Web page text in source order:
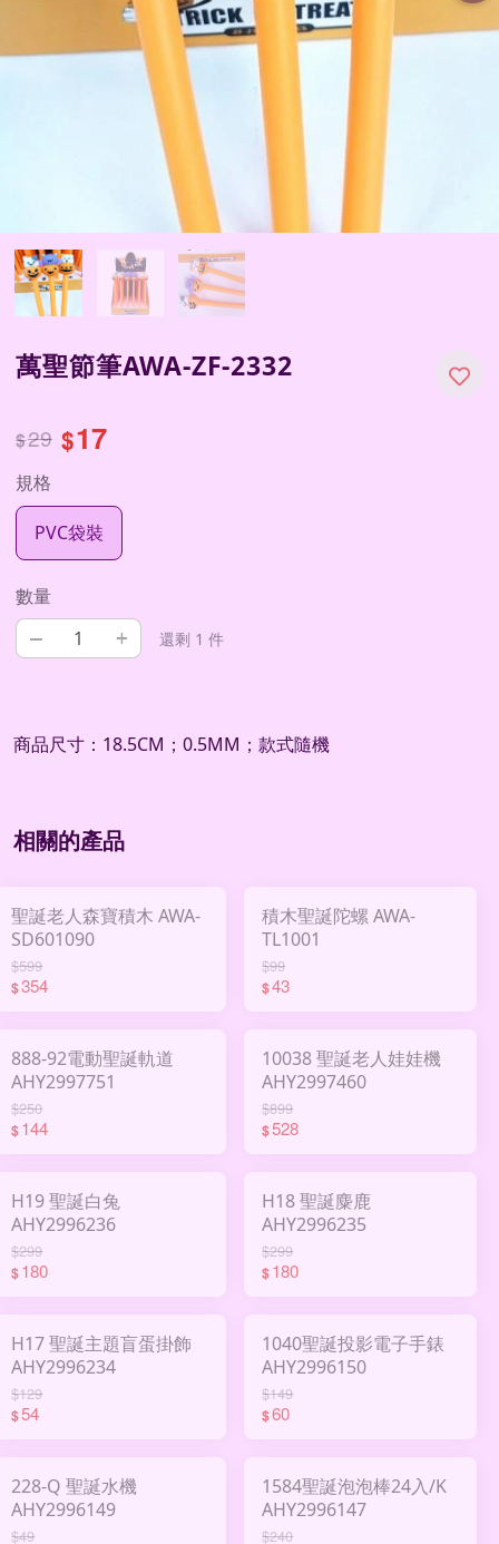
萬聖節筆AWA-ZF-2332
$29 $17
規格
PVC袋裝
數量
– + 還剩 1 件
商品尺寸：18.5CM；0.5MM；款式隨機
相關的產品
聖誕老人森寶積木 AWA-
SD601090
$599
$354
積木聖誕陀螺 AWA-
TL1001
$99
$43
888-92電動聖誕軌道
AHY2997751
$250
$144
10038 聖誕老人娃娃機
AHY2997460
$899
$528
H19 聖誕白兔
AHY2996236
$299
$180
H18 聖誕麋鹿
AHY2996235
$299
$180
H17 聖誕主題盲蛋掛飾
AHY2996234
$129
$54
1040聖誕投影電子手錶
AHY2996150
$149
$60
228-Q 聖誕水機
AHY2996149
$49
1584聖誕泡泡棒24入/K
AHY2996147
$240